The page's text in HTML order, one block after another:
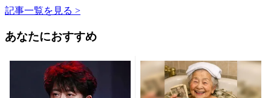
記事一覧を見る >
あなたにおすすめ